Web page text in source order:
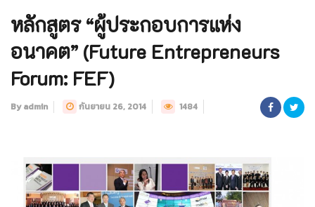
หลักสูตร “ผู้ประกอบการแห่ง
อนาคต” (Future Entrepreneurs
Forum: FEF)
By admin กันยายน 26, 2014 1484